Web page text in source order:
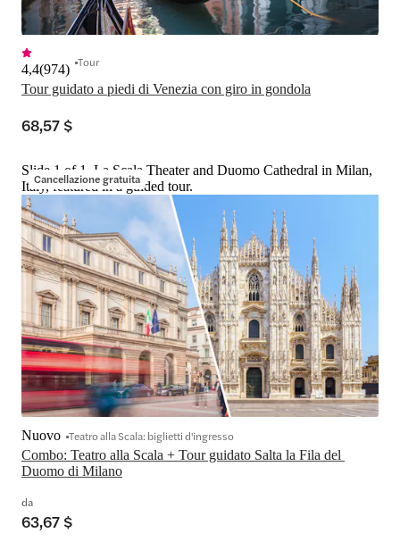
Tour guidato a piedi di Venezia con giro in gondola
4,4(974) Tour
68,57 $
Cancellazione gratuita
Slide 1 of 1, La Scala Theater and Duomo Cathedral in Milan,
Italy, featured in a guided tour.
Combo: Teatro alla Scala + Tour guidato Salta la Fila del
Duomo di Milano
Nuovo Teatro alla Scala: biglietti d'ingresso
da
63,67 $